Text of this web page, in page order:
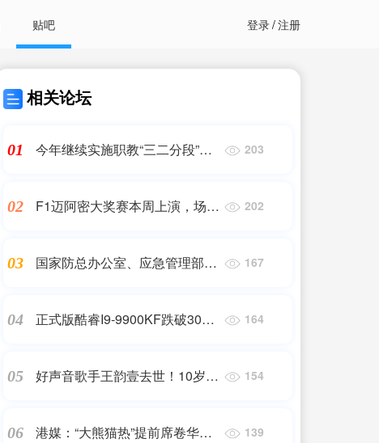
贴吧 登录/注册
相关论坛
01
今年继续实施职教“三二分段”贯
203
02
F1迈阿密大奖赛本周上演，场外
202
03
国家防总办公室、应急管理部：
167
04
正式版酷睿I9-9900KF跌破300
164
05
好声音歌手王韵壹去世！10岁成
154
06
港媒：“大熊猫热”提前席卷华盛
139